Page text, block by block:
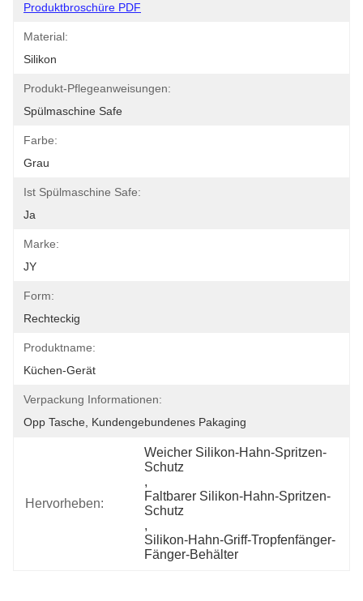
Produktbroschüre PDF
Material:
Silikon
Produkt-Pflegeanweisungen:
Spülmaschine Safe
Farbe:
Grau
Ist Spülmaschine Safe:
Ja
Marke:
JY
Form:
Rechteckig
Produktname:
Küchen-Gerät
Verpackung Informationen:
Opp Tasche, Kundengebundenes Pakaging
Hervorheben:
Weicher Silikon-Hahn-Spritzen-
Schutz
,
Faltbarer Silikon-Hahn-Spritzen-
Schutz
,
Silikon-Hahn-Griff-Tropfenfänger-
Fänger-Behälter